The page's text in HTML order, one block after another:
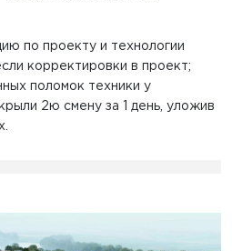
по проекту и технологии
корректировки в проект;
поломок техники у
2ю смену за 1 день, уложив